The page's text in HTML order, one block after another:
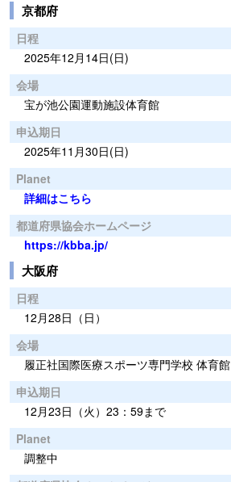
京都府
日程
2025年12月14日(日)
会場
宝が池公園運動施設体育館
申込期日
2025年11月30日(日)
Planet
詳細はこちら
都道府県協会ホームページ
https://kbba.jp/
大阪府
日程
12月28日（日）
会場
履正社国際医療スポーツ専門学校 体育館
申込期日
12月23日（火）23：59まで
Planet
調整中